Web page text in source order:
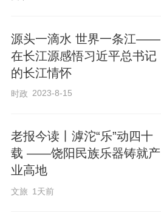
源头一滴水 世界一条江——
在长江源感悟习近平总书记
的长江情怀
时政 2023-8-15
老报今读丨滹沱“乐”动四十
载 ——饶阳民族乐器铸就产
业高地
文旅 1天前